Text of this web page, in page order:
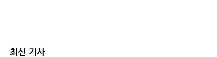
최신 기사